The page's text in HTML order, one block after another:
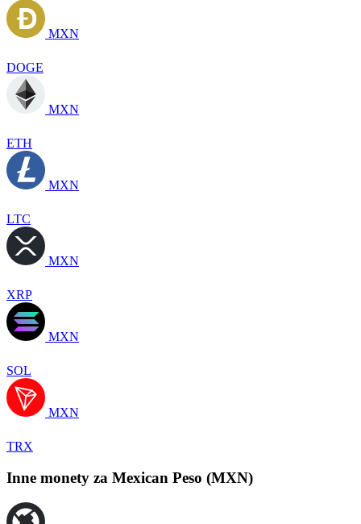
MXN
DOGE
MXN
ETH
MXN
LTC
MXN
XRP
MXN
SOL
MXN
TRX
Inne monety za Mexican Peso (MXN)